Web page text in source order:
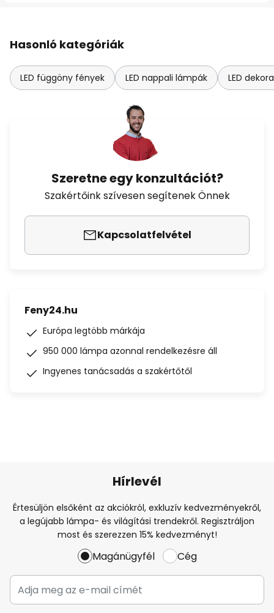
Hasonló kategóriák
LED függöny fények LED nappali lámpák LED
Szeretne egy konzultációt?
Szakértőink szívesen segítenek Önnek
Kapcsolatfelvétel
Feny24.hu
Európa legtöbb márkája
950 000 lámpa azonnal rendelkezésre áll
Ingyenes tanácsadás a szakértőtől
Hírlevél
Értesüljön elsőként az akciókról, exkluzív kedvezményekről,
a legújabb lámpa- és világítási trendekről. Regisztráljon
most és szerezzen 15% kedvezményt!
Magánügyfél Cég